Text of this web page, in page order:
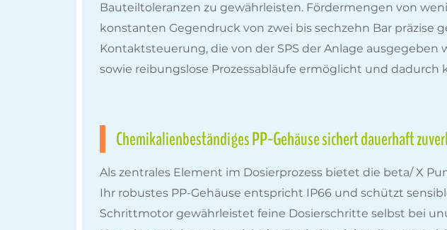
Bauteiltoleranzen zu gewährleisten. Fördermengen von
konstanten Gegendruck von zwei bis sechzehn Bar
Kontaktsteuerung, die von der SPS der Anlage
sowie reibungslose Prozessabläufe ermöglicht und dadurch
Chemikalienbeständiges PP-Gehäuse sichert dauerhaft
Als zentrales Element im Dosierprozess bietet die beta/ X
Ihr robustes PP-Gehäuse entspricht IP66 und schützt
Schrittmotor gewährleistet feine Dosierschritte selbst bei